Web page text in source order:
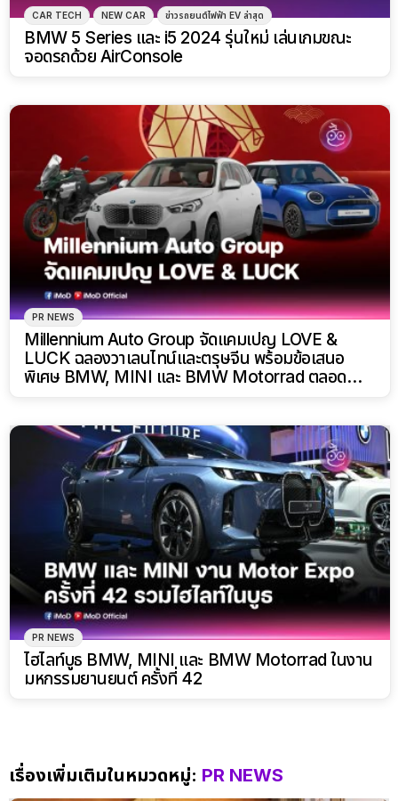
CAR TECH NEW CAR ข่าวรถยนต์ไฟฟ้า EV ล่าสุด
BMW 5 Series และ i5 2024 รุ่นใหม่ เล่นเกมขณะ
จอดรถด้วย AirConsole
PR NEWS
Millennium Auto Group จัดแคมเปญ LOVE &
LUCK ฉลองวาเลนไทน์และตรุษจีน พร้อมข้อเสนอ
พิเศษ BMW, MINI และ BMW Motorrad ตลอด
PR NEWS
ไฮไลท์บูธ BMW, MINI และ BMW Motorrad ในงาน
มหกรรมยานยนต์ ครั้งที่ 42
เรื่องเพิ่มเติมในหมวดหมู่: PR NEWS